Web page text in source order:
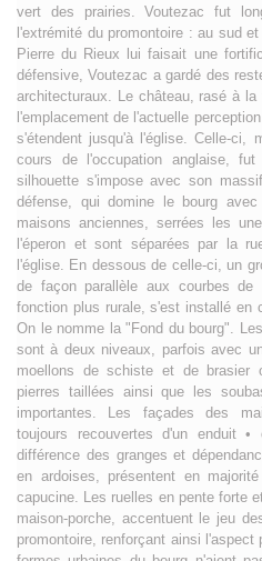
vert des prairies. Voutezac fut
l'extrémité du promontoire : au sud
Pierre du Rieux lui faisait une
défensive, Voutezac a gardé des
architecturaux. Le château, rasé à
l'emplacement de l'actuelle
s'étendent jusqu'à l'église. Celle-ci,
cours de l'occupation anglaise,
silhouette s'impose avec son
défense, qui domine le bourg
maisons anciennes, serrées les
l'éperon et sont séparées par la
l'église. En dessous de celle-ci, un
de façon parallèle aux courbes
fonction plus rurale, s'est installé en
On le nomme la "Fond du bourg".
sont à deux niveaux, parfois avec
moellons de schiste et de brasier
pierres taillées ainsi que les
importantes. Les façades des
toujours recouvertes d'un enduit
différence des granges et
en ardoises, présentent en
capucine. Les ruelles en pente forte
maison-porche, accentuent le jeu
promontoire, renforçant ainsi